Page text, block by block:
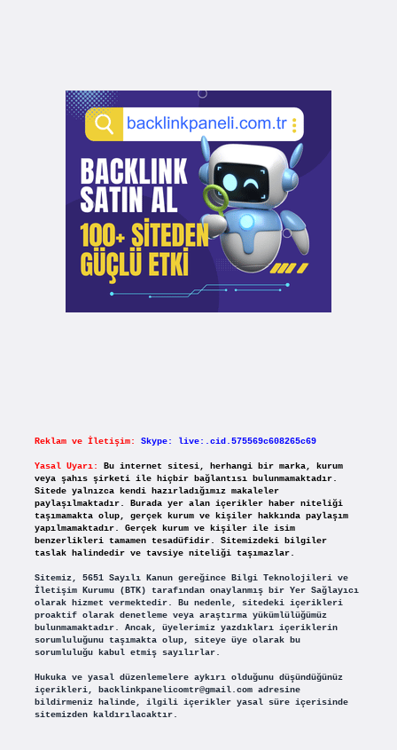
Reklam ve İletişim: Skype: live:.cid.575569c608265c69
Yasal Uyarı:
Bu internet sitesi, herhangi bir marka, kurum
veya şahıs şirketi ile hiçbir bağlantısı bulunmamaktadır.
Sitede yalnızca kendi hazırladığımız makaleler
paylaşılmaktadır. Burada yer alan içerikler haber niteliği
taşımamakta olup, gerçek kurum ve kişiler hakkında paylaşım
yapılmamaktadır. Gerçek kurum ve kişiler ile isim
benzerlikleri tamamen tesadüfidir. Sitemizdeki bilgiler
taslak halindedir ve tavsiye niteliği taşımazlar.
Sitemiz, 5651 Sayılı Kanun gereğince Bilgi Teknolojileri ve
İletişim Kurumu (BTK) tarafından onaylanmış bir Yer Sağlayıcı
olarak hizmet vermektedir. Bu nedenle, sitedeki içerikleri
proaktif olarak denetleme veya araştırma yükümlülüğümüz
bulunmamaktadır. Ancak, üyelerimiz yazdıkları içeriklerin
sorumluluğunu taşımakta olup, siteye üye olarak bu
sorumluluğu kabul etmiş sayılırlar.
Hukuka ve yasal düzenlemelere aykırı olduğunu düşündüğünüz
içerikleri, backlinkpanelicomtr@gmail.comadresine
bildirmeniz halinde, ilgili içerikler yasal süre içerisinde
sitemizden kaldırılacaktır.